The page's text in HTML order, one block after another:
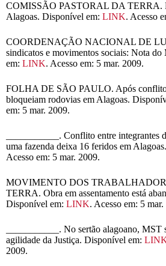
COMISSÃO PASTORAL DA TERRA.
Alagoas. Disponível em: LINK. Acesso
COORDENAÇÃO NACIONAL DE
sindicatos e movimentos sociais: Nota
em: LINK. Acesso em: 5 mar. 2009.
FOLHA DE SÃO PAULO. Após
bloqueiam rodovias em Alagoas.
em: 5 mar. 2009.
___________. Conflito entre integrantes
uma fazenda deixa 16 feridos em
Acesso em: 5 mar. 2009.
MOVIMENTO DOS
TERRA. Obra em assentamento está
Disponível em: LINK. Acesso em: 5
___________. No sertão alagoano, MST
agilidade da Justiça. Disponível em:
2009.